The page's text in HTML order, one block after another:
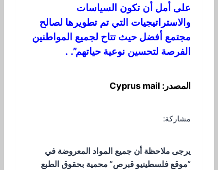
على أمل أن تكون السياسات
والاستراتيجيات التي تم تطويرها لصالح
مجتمع أفضل حيث تتاح لجميع المواطنين
الفرصة لتحسين نوعية حياتهم”. .
المصدر: Cyprus mail
مشاركة:
يرجى ملاحظة أن جميع المواد المعروضة في
“موقع فلسطينيو قبرص” محمية بحقوق الطبع